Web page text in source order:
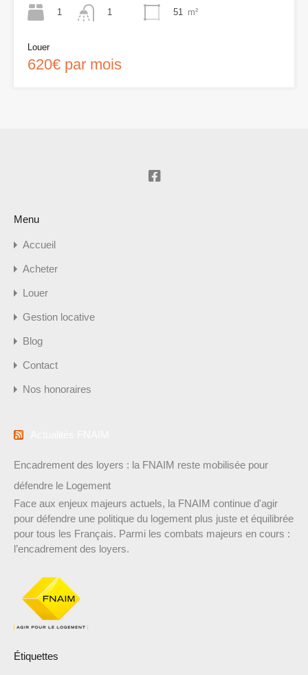
1
1
51 m²
Louer
620€ par mois
Menu
Accueil
Acheter
Louer
Gestion locative
Blog
Contact
Nos honoraires
Encadrement des loyers : la FNAIM reste mobilisée pour
défendre le Logement
Face aux enjeux majeurs actuels, la FNAIM continue d'agir
pour défendre une politique du logement plus juste et équilibrée
pour tous les Français. Parmi les combats majeurs en cours :
l’encadrement des loyers.
Étiquettes